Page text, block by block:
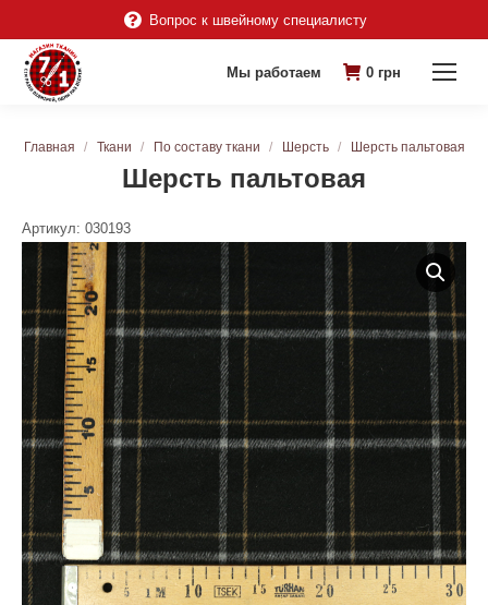
Вопрос к швейному специалисту
Мы работаем 0 грн
Шерсть пальтовая
Вы здесь:
Главная Ткани По составу ткани Шерсть Шерсть пальтовая
Артикул: 030193